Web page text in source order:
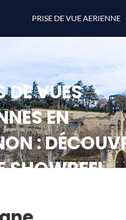
PRISE DE VUE AERIENNE
DE VUES
EN
:
SHOWREEL